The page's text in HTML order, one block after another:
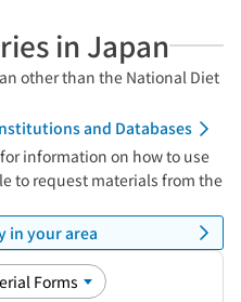
in Japan
other than the National Diet
and Databases
information on how to use
to request materials from the
in your area